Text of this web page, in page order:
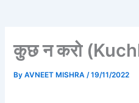
कुछ न करो
ByAVNEET MISHRA/19/11/2022